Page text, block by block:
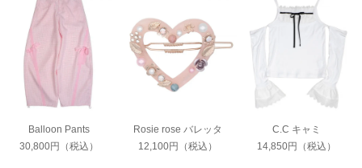
Balloon Pants
30,800円（税込）
Rosie rose バレッタ
12,100円（税込）
C.C キャミ
14,850円（税込）